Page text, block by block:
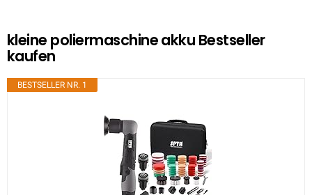
kleine poliermaschine akku Bestseller
kaufen
BESTSELLER NR. 1